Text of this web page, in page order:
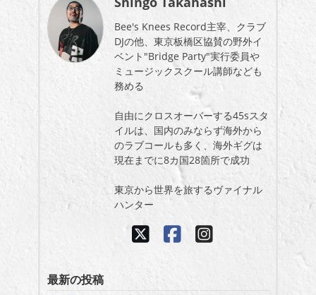
Bee's Knees Record主宰、クラブ
DJの他、東京板橋区協賛の野外イ
ベント"Bridge Party"実行委員や
ミュージックスクール講師なども
務める
自由にクロスオーバーする45sスタ
イルは、国内のみならず海外から
のラブコールも多く、海外ギグは
現在までに8カ国28箇所で成功
東京から世界を旅するヴァイナル
ハンター
最新の投稿